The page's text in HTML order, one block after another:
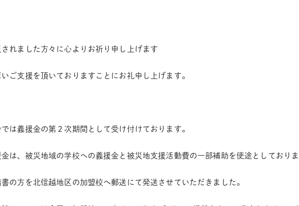
れました方々に心よりお祈り申し上げます
ご支援を頂いておりますことにお礼申し上げます。
は義援金の第２次期間として受け付けております。
は、被災地域の学校への義援金と被災地支援活動費の一部補助を使途としておりま
の方を北信越地区の加盟校へ郵送にて発送させていただきました。